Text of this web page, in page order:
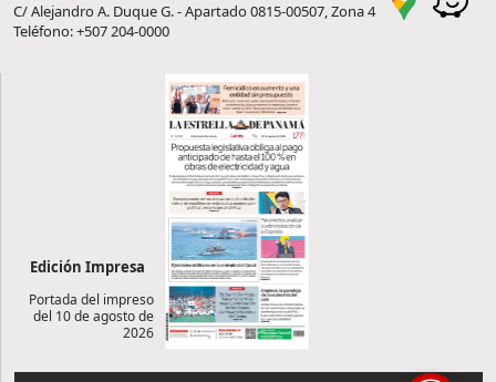
C/ Alejandro A. Duque G. - Apartado 0815-00507, Zona 4
Teléfono: +507 204-0000
Edición Impresa
Portada del impreso
del 10 de agosto de
2026